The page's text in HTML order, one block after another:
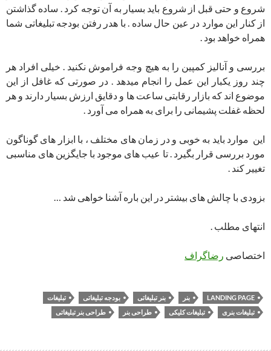
شروع و حتی قبل از شروع باید بسیار به آن توجه کرد . ساده گذاشتن
از کنار این موارد در عین حال ساده . با هدر رفتن بودجه تبلیغاتی شما
همراه خواهد بود .
بررسی و آنالیز کمپین را به هیچ وجه فراموش نکنید . خیلی افراد هر
چند روز یکبار این عمل را انجام میدهد . در صورتی که غافل از این
موضوع اند که بازار رقابتی ساعت ها و دقایق ارزش بسیار دارند و هر
لحظه غفلت پشیمانی را برای به همراه می آورد .
این موارد باید به خوبی و در زمان های مختلف ، با ابزار های گوناگون
مورد بررسی قرار بگیرد . تا عیب های موجود با جایگزین های مناسبی
تغییر کند .
بزودی با چالش های بیشتر در این باره آشنا خواهی شد …
انتهای مطلب .
اختصاصی رضاگراف
LANDING PAGE بنر بنر تبلیغاتی بودجه تبلیغاتی
تبلیغات
تبلیغات بنری
تبلیغات کلیکی طراحی بنر طراحی بنر تبلیغاتی